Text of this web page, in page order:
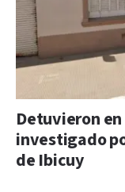
Detuvieron
investigado
de Ibicuy